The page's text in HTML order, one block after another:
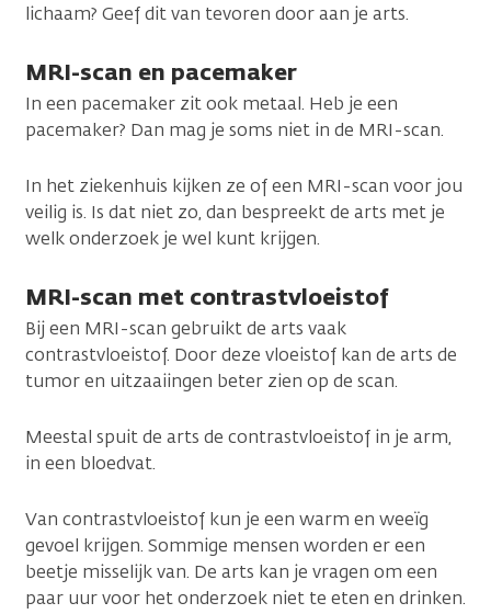
lichaam? Geef dit van tevoren door aan je arts.
MRI-scan en pacemaker
In een pacemaker zit ook metaal. Heb je een
pacemaker? Dan mag je soms niet in de MRI-scan.
In het ziekenhuis kijken ze of een MRI-scan voor jou
veilig is. Is dat niet zo, dan bespreekt de arts met je
welk onderzoek je wel kunt krijgen.
MRI-scan met contrastvloeistof
Bij een MRI-scan gebruikt de arts vaak
contrastvloeistof. Door deze vloeistof kan de arts de
tumor en uitzaaiingen beter zien op de scan.
Meestal spuit de arts de contrastvloeistof in je arm,
in een bloedvat.
Van contrastvloeistof kun je een warm en weeïg
gevoel krijgen. Sommige mensen worden er een
beetje misselijk van. De arts kan je vragen om een
paar uur voor het onderzoek niet te eten en drinken.